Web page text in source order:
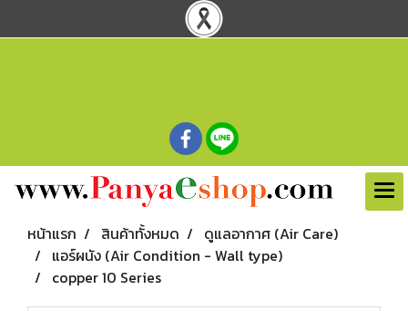
หน้าแรก สินค้าทั้งหมด
ดูแลอากาศ (Air Care)
แอร์ผนัง (Air Condition - Wall type)
copper 10 Series